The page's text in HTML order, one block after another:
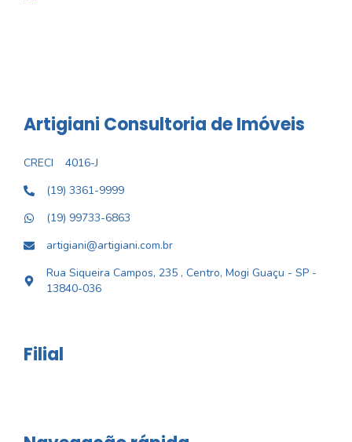
Artigiani Consultoria de Imóveis
CRECI
4016-J
(19) 3361-9999
(19) 99733-6863
artigiani@artigiani.com.br
Rua Siqueira Campos, 235 , Centro, Mogi Guaçu - SP -
13840-036
Filial